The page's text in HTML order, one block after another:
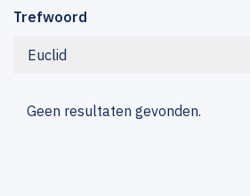
Trefwoord
Euclid
Geen resultaten gevonden.